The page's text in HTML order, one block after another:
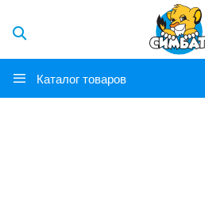
Каталог товаров